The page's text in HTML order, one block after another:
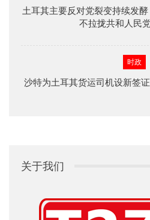
土耳其主要反对党裂变持续发
不拉拢共和人民
时政
沙特为土耳其货运司机设新签
关于我们